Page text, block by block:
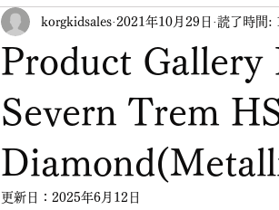
Product Gallery
Severn Trem
korgkidsales 2021年10月29日 読了時間:
更新日： 2025年6月12日